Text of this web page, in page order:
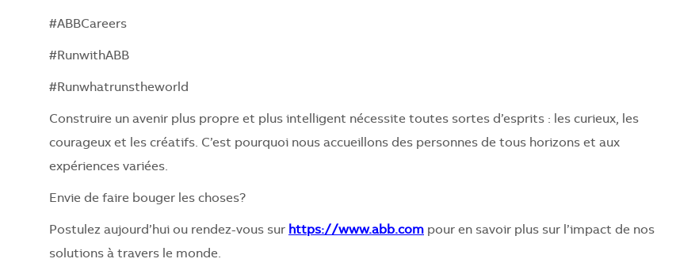
#ABBCareers
#RunwithABB
#Runwhatrunstheworld
Construire un avenir plus propre et plus intelligent nécessite toutes sortes d’esprits : les curieux, les
courageux et les créatifs. C’est pourquoi nous accueillons des personnes de tous horizons et aux
expériences variées.
Envie de faire bouger les choses?
Postulez aujourd’hui ou rendez-vous sur https://www.abb.com pour en savoir plus sur l’impact de nos
solutions à travers le monde.